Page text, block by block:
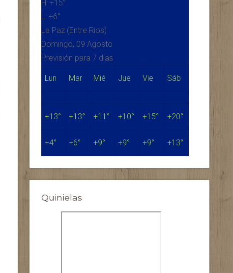
H: +15°
L: +6°
La Paz (Entre Rios)
Domingo, 09 Agosto
Previsión para 7 días
Lun Mar Mié Jue Vie Sáb
+13° +13° +11° +10° +15° +20°
+4° +6° +9° +9° +9° +13°
Quinielas